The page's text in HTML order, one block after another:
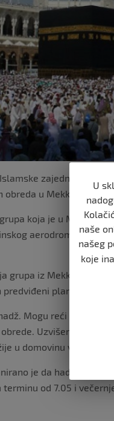
zajednice u
obreda u Mekki po pet
koja je u Medinu
aerodroma
grupa iz Mekke u
plan.
Mogu reći da su
Uzvišenom
u domovinu vratiti
je da hadžije u
od 7.05 i
U
naše
našeg
koje